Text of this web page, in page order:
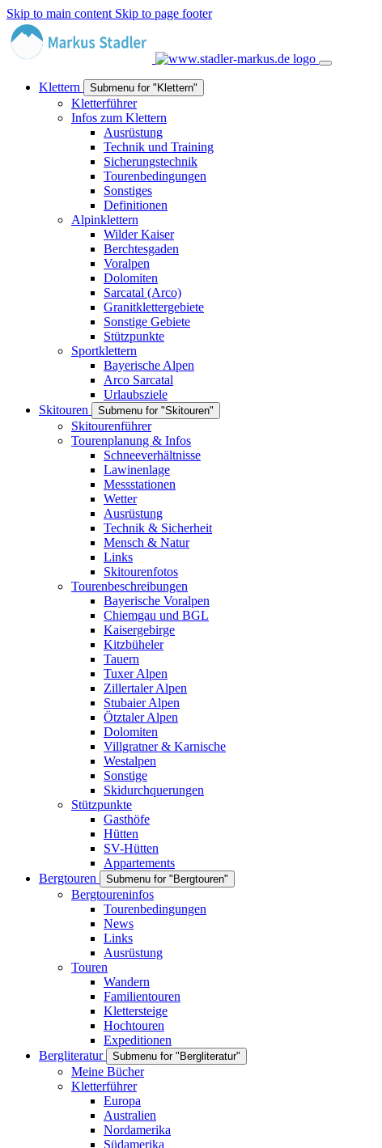
Skip to main content Skip to page footer
Klettern Submenu for "Klettern"
Kletterführer
Infos zum Klettern
Ausrüstung
Technik und Training
Sicherungstechnik
Tourenbedingungen
Sonstiges
Definitionen
Alpinklettern
Wilder Kaiser
Berchtesgaden
Voralpen
Dolomiten
Sarcatal (Arco)
Granitklettergebiete
Sonstige Gebiete
Stützpunkte
Sportklettern
Bayerische Alpen
Arco Sarcatal
Urlaubsziele
Skitouren
Submenu for "Skitouren"
Skitourenführer
Tourenplanung & Infos
Schneeverhältnisse
Lawinenlage
Messstationen
Wetter
Ausrüstung
Technik & Sicherheit
Mensch & Natur
Links
Skitourenfotos
Tourenbeschreibungen
Bayerische Voralpen
Chiemgau und BGL
Kaisergebirge
Kitzbüheler
Tauern
Tuxer Alpen
Zillertaler Alpen
Stubaier Alpen
Ötztaler Alpen
Dolomiten
Villgratner & Karnische
Westalpen
Sonstige
Skidurchquerungen
Stützpunkte
Gasthöfe
Hütten
SV-Hütten
Appartements
Bergtouren
Submenu for "Bergtouren"
Bergtoureninfos
Tourenbedingungen
News
Links
Ausrüstung
Touren
Wandern
Familientouren
Klettersteige
Hochtouren
Expeditionen
Bergliteratur
Submenu for "Bergliteratur"
Meine Bücher
Kletterführer
Europa
Australien
Nordamerika
Südamerika